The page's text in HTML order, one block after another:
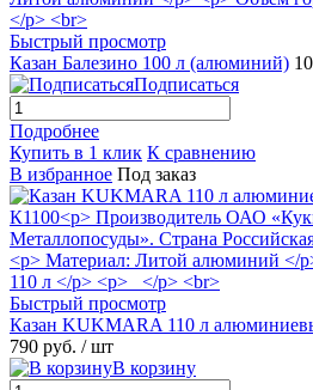
Быстрый просмотр
Казан Балезино 100 л (алюминий)
Подписаться
Подробнее
Купить в 1 клик К сравнению
В избранное Под заказ
Быстрый просмотр
Казан KUKMARA 110 л
790 руб. / шт
В корзину